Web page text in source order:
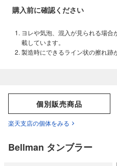
購入前に確認ください
ヨレや気泡、混入が見られる場
載しています。
製造時にできるライン状の擦れ跡
個別販売商品
楽天支店の個体をみる
Bellman タンブラー